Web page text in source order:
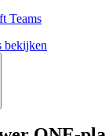
Teams
bekijken